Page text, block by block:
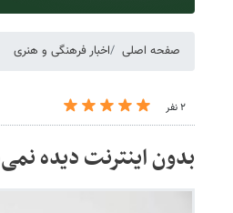
صفحه اصلی اخبار فرهنگی و هنری
۲ نفر
بدون اینترنت دیده